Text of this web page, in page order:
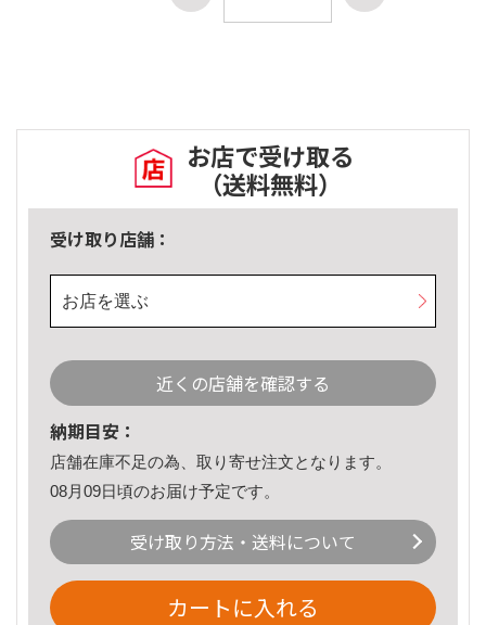
お店で受け取る
（送料無料）
受け取り店舗：
お店を選ぶ
近くの店舗を確認する
納期目安：
店舗在庫不足の為、取り寄せ注文となります。
08月09日頃のお届け予定です。
受け取り方法・送料について
カートに入れる